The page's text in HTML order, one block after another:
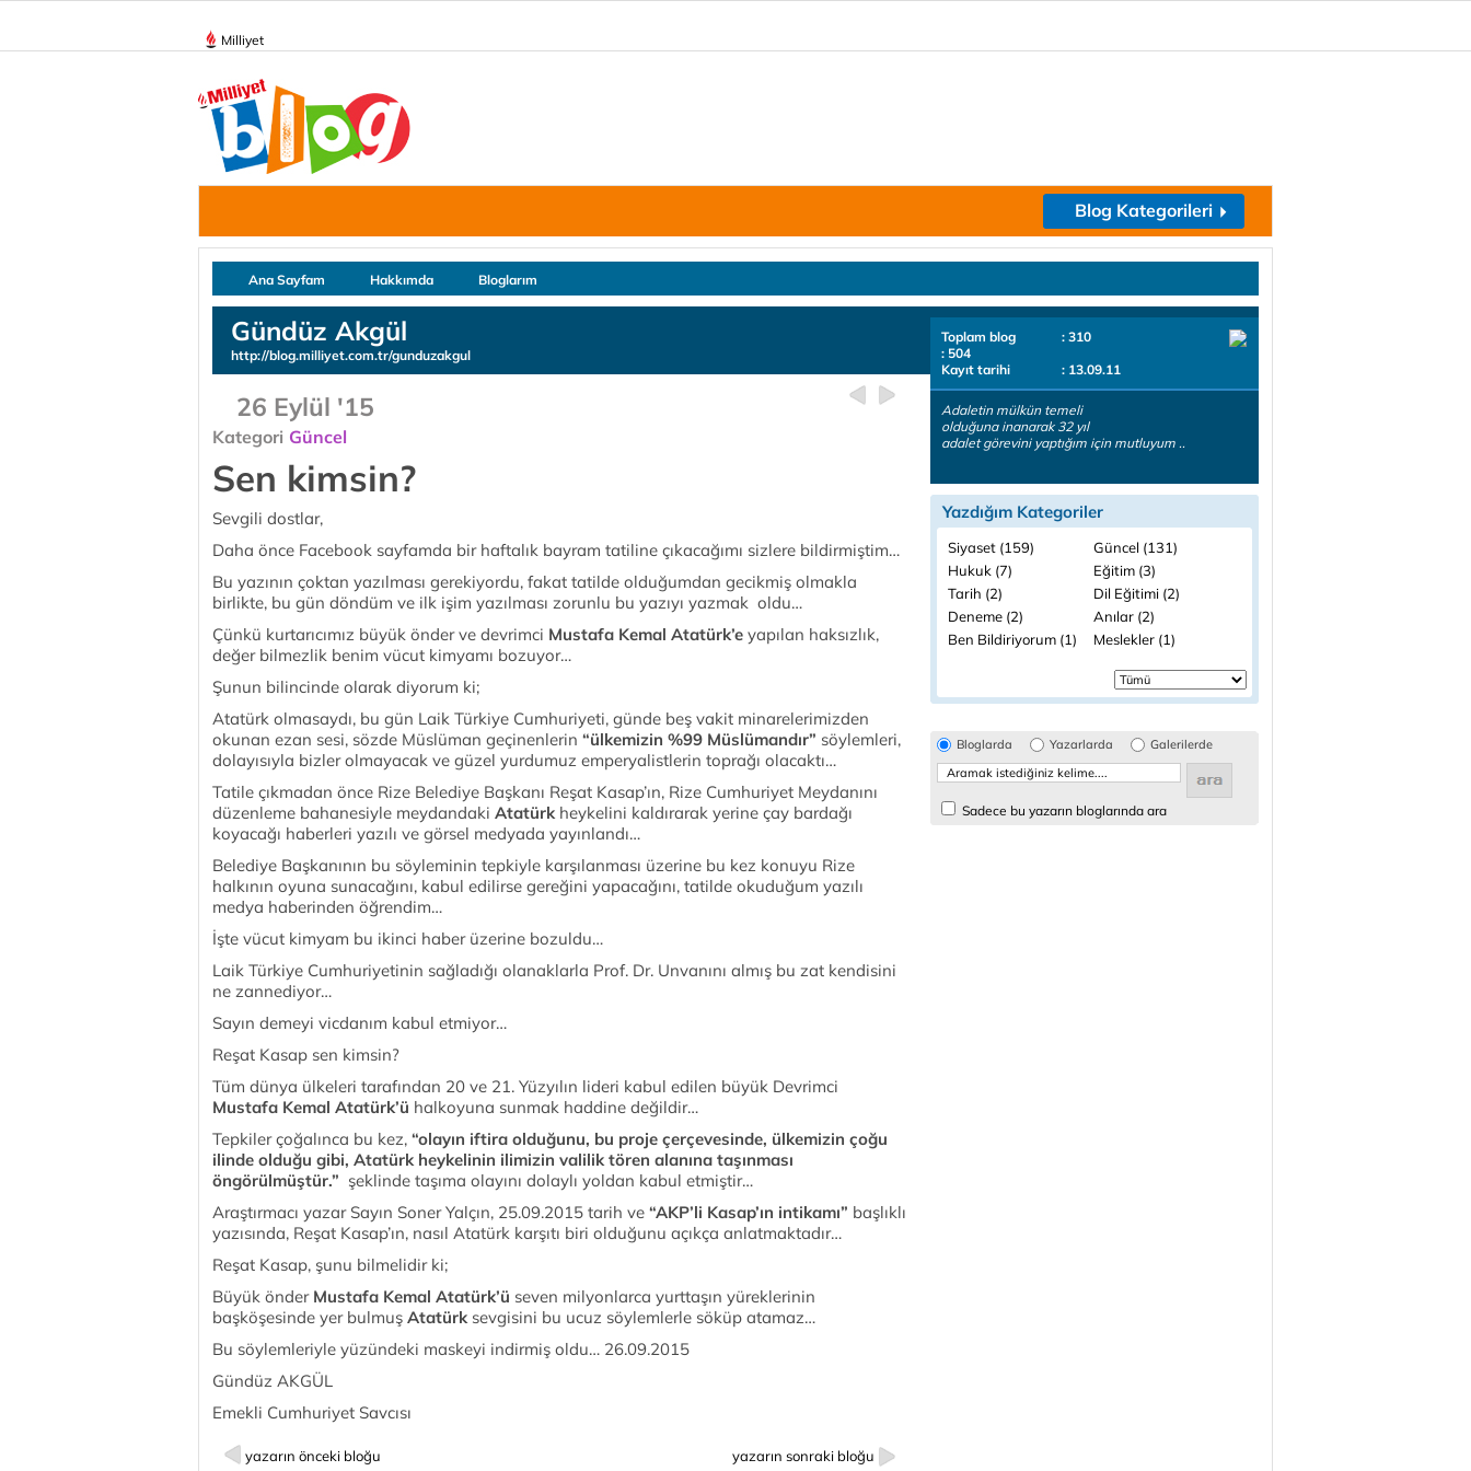
Milliyet
Blog Kategorileri
Ana Sayfam Hakkımda Bloglarım
Gündüz Akgül
http://blog.milliyet.com.tr/gunduzakgul
26 Eylül '15
Kategori Güncel
Sen kimsin?
Sevgili dostlar,
Daha önce Facebook sayfamda bir haftalık bayram tatiline çıkacağımı sizlere bildirmiştim…
Bu yazının çoktan yazılması gerekiyordu, fakat tatilde olduğumdan gecikmiş olmakla
birlikte, bu gün döndüm ve ilk işim yazılması zorunlu bu yazıyı yazmak oldu…
Çünkü kurtarıcımız büyük önder ve devrimci Mustafa Kemal Atatürk’e yapılan haksızlık,
değer bilmezlik benim vücut kimyamı bozuyor…
Şunun bilincinde olarak diyorum ki;
Atatürk olmasaydı, bu gün Laik Türkiye Cumhuriyeti, günde beş vakit minarelerimizden
okunan ezan sesi, sözde Müslüman geçinenlerin “ülkemizin %99 Müslümandır” söylemleri,
dolayısıyla bizler olmayacak ve güzel yurdumuz emperyalistlerin toprağı olacaktı…
Tatile çıkmadan önce Rize Belediye Başkanı Reşat Kasap’ın, Rize Cumhuriyet Meydanını
düzenleme bahanesiyle meydandaki Atatürk heykelini kaldırarak yerine çay bardağı
koyacağı haberleri yazılı ve görsel medyada yayınlandı…
Belediye Başkanının bu söyleminin tepkiyle karşılanması üzerine bu kez konuyu Rize
halkının oyuna sunacağını, kabul edilirse gereğini yapacağını, tatilde okuduğum yazılı
medya haberinden öğrendim…
İşte vücut kimyam bu ikinci haber üzerine bozuldu…
Laik Türkiye Cumhuriyetinin sağladığı olanaklarla Prof. Dr. Unvanını almış bu zat kendisini
ne zannediyor…
Sayın demeyi vicdanım kabul etmiyor…
Reşat Kasap sen kimsin?
Tüm dünya ülkeleri tarafından 20 ve 21. Yüzyılın lideri kabul edilen büyük Devrimci
Mustafa Kemal Atatürk’ü halkoyuna sunmak haddine değildir…
Tepkiler çoğalınca bu kez, “olayın iftira olduğunu, bu proje çerçevesinde, ülkemizin çoğu
ilinde olduğu gibi, Atatürk heykelinin ilimizin valilik tören alanına taşınması
öngörülmüştür.” şeklinde taşıma olayını dolaylı yoldan kabul etmiştir…
Araştırmacı yazar Sayın Soner Yalçın, 25.09.2015 tarih ve “AKP’li Kasap’ın intikamı” başlıklı
yazısında, Reşat Kasap’ın, nasıl Atatürk karşıtı biri olduğunu açıkça anlatmaktadır…
Reşat Kasap, şunu bilmelidir ki;
Büyük önder Mustafa Kemal Atatürk’ü seven milyonlarca yurttaşın yüreklerinin
başköşesinde yer bulmuş Atatürk sevgisini bu ucuz söylemlerle söküp atamaz…
Bu söylemleriyle yüzündeki maskeyi indirmiş oldu… 26.09.2015
Gündüz AKGÜL
Emekli Cumhuriyet Savcısı
yazarın önceki bloğu yazarın sonraki bloğu
Toplam blog
: 310
: 504
Kayıt tarihi
: 13.09.11
Adaletin mülkün temeli
olduğuna inanarak 32 yıl
adalet görevini yaptığım için mutluyum ..
Yazdığım Kategoriler
Siyaset (159)
Güncel (131)
Hukuk (7)
Eğitim (3)
Tarih (2)
Dil Eğitimi (2)
Deneme (2)
Anılar (2)
Ben Bildiriyorum (1)
Meslekler (1)
Bloglarda Yazarlarda Galerilerde
Sadece bu yazarın bloglarında ara